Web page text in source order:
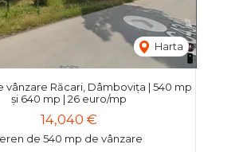
Harta
vânzare Răcari, Dâmbovița | 540 mp
și 640 mp | 26 euro/mp
14,040 €
de 540 mp de vânzare